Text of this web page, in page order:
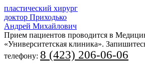
пластический хирург
доктор Приходько
Андрей Михайлович
Прием пациентов проводится в
«Университетская клиника».
телефону: 8 (423) 206-06-06